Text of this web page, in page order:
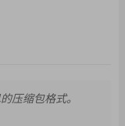
压缩包格式。